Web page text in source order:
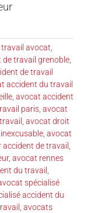
avocat,
travail grenoble,
de travail
accident du travail
, avocat accident
paris, avocat
, avocat droit
, avocat
de travail ,
, avocat rennes
du travail ,
spécialisé
accident du
, avocats